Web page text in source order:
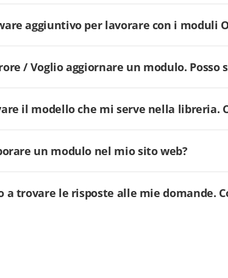
aggiuntivo per lavorare con i moduli
/ Voglio aggiornare un modulo. Posso
il modello che mi serve nella libreria.
un modulo nel mio sito web?
a trovare le risposte alle mie domande.